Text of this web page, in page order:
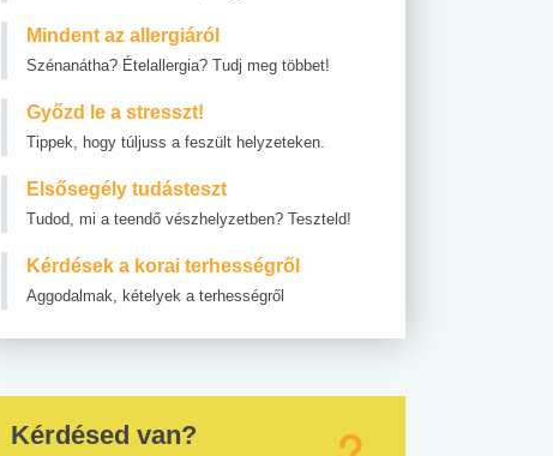
Mindent az allergiáról
Szénanátha? Ételallergia? Tudj meg többet!
Győzd le a stresszt!
Tippek, hogy túljuss a feszült helyzeteken.
Elsősegély tudásteszt
Tudod, mi a teendő vészhelyzetben? Teszteld!
Kérdések a korai terhességről
Aggodalmak, kételyek a terhességről
Kérdésed van?